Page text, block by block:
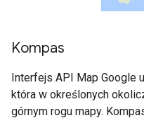
Kompas
Interfejs API Map Google
która w określonych
górnym rogu mapy.